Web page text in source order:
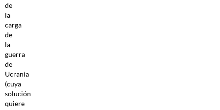
de
la
carga
de
la
guerra
de
Ucrania
(cuya
solución
quiere